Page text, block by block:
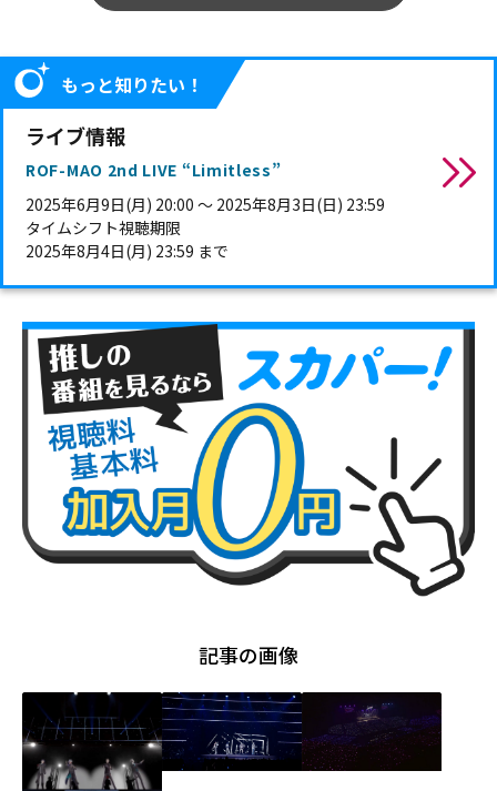
もっと知りたい！
ライブ情報
ROF-MAO 2nd LIVE “Limitless”
2025年6月9日(月) 20:00 〜 2025年8月3日(日) 23:59
タイムシフト視聴期限
2025年8月4日(月) 23:59 まで
記事の画像